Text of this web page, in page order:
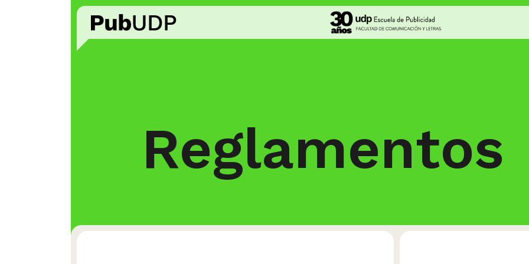
Cifras
Internacionalización
Bienestar estudiantil
Linkedin Estudios y publicaciones
Reglamentos